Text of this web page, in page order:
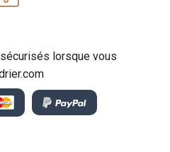
lorsque vous